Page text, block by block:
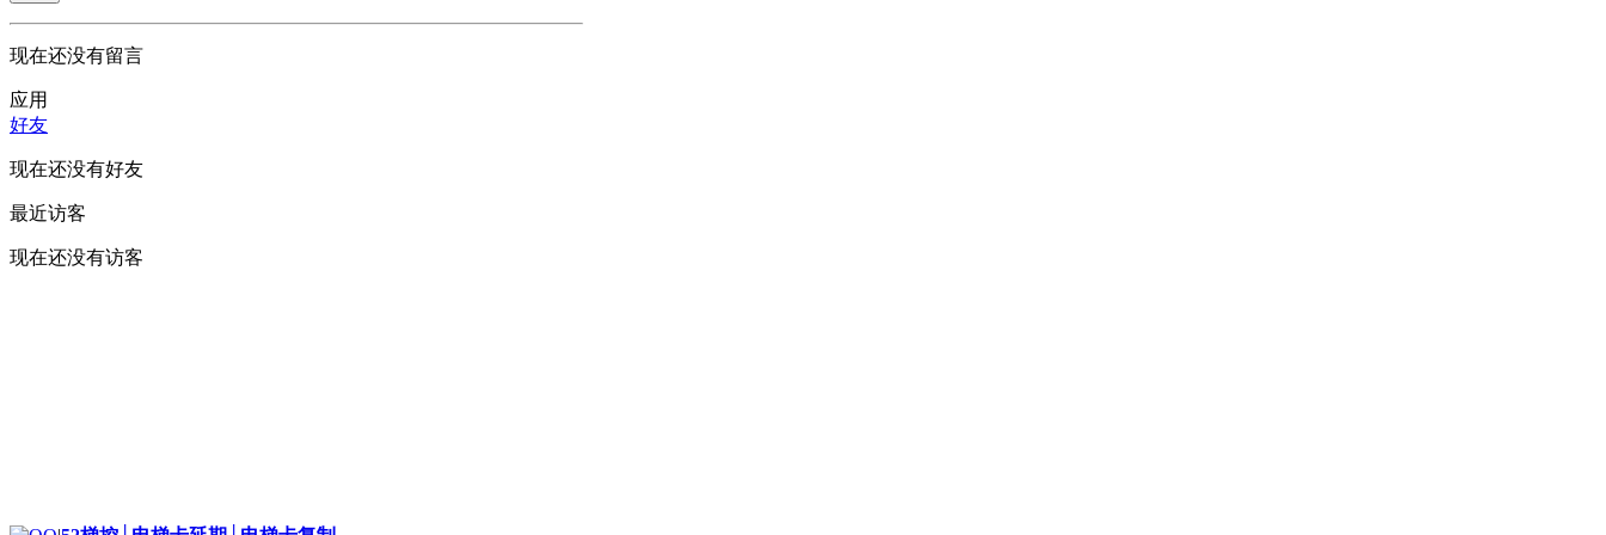
现在还没有留言
应用
好友
现在还没有好友
最近访客
现在还没有访客